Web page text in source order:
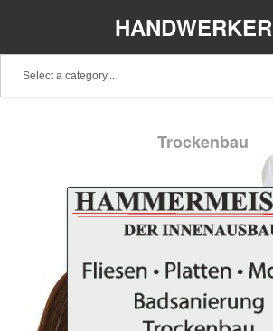
HANDWERKER
Trockenbau